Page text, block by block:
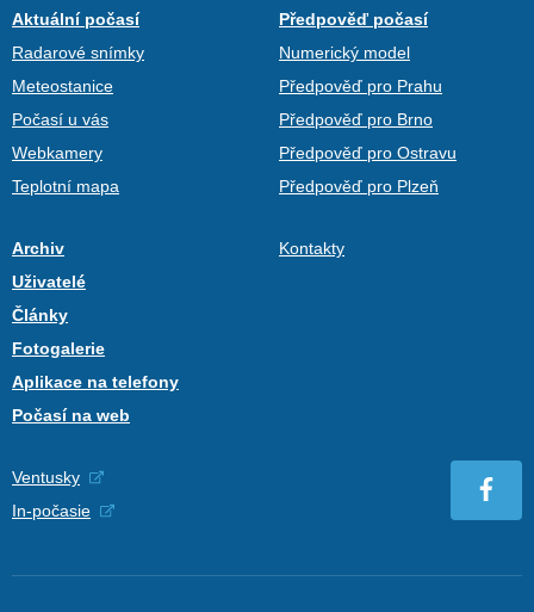
Aktuální počasí
Radarové snímky
Meteostanice
Počasí u vás
Webkamery
Teplotní mapa
Předpověď počasí
Numerický model
Předpověď pro Prahu
Předpověď pro Brno
Předpověď pro Ostravu
Předpověď pro Plzeň
Archiv
Uživatelé
Články
Fotogalerie
Aplikace na telefony
Počasí na web
Kontakty
Ventusky
In-počasie